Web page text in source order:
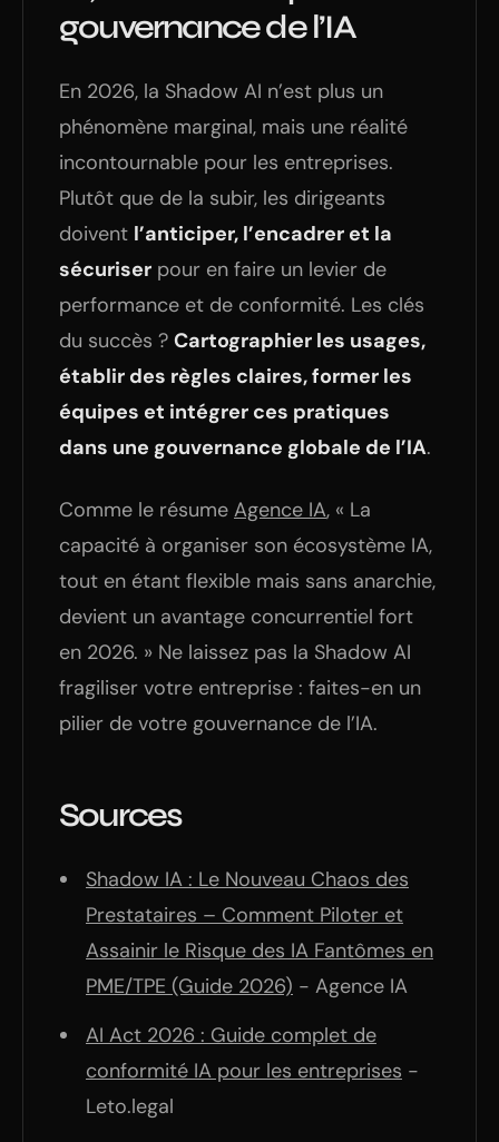
gouvernance de l’IA
En 2026, la Shadow AI n’est plus un
phénomène marginal, mais une réalité
incontournable pour les entreprises.
Plutôt que de la subir, les dirigeants
doivent l’anticiper, l’encadrer et la
sécuriser pour en faire un levier de
performance et de conformité. Les clés
du succès ? Cartographier les usages,
établir des règles claires, former les
équipes et intégrer ces pratiques
dans une gouvernance globale de l’IA.
Comme le résume Agence IA, « La
capacité à organiser son écosystème IA,
tout en étant flexible mais sans anarchie,
devient un avantage concurrentiel fort
en 2026. » Ne laissez pas la Shadow AI
fragiliser votre entreprise : faites-en un
pilier de votre gouvernance de l’IA.
Sources
Shadow IA : Le Nouveau Chaos des
Prestataires – Comment Piloter et
Assainir le Risque des IA Fantômes en
PME/TPE (Guide 2026) - Agence IA
AI Act 2026 : Guide complet de
conformité IA pour les entreprises -
Leto.legal